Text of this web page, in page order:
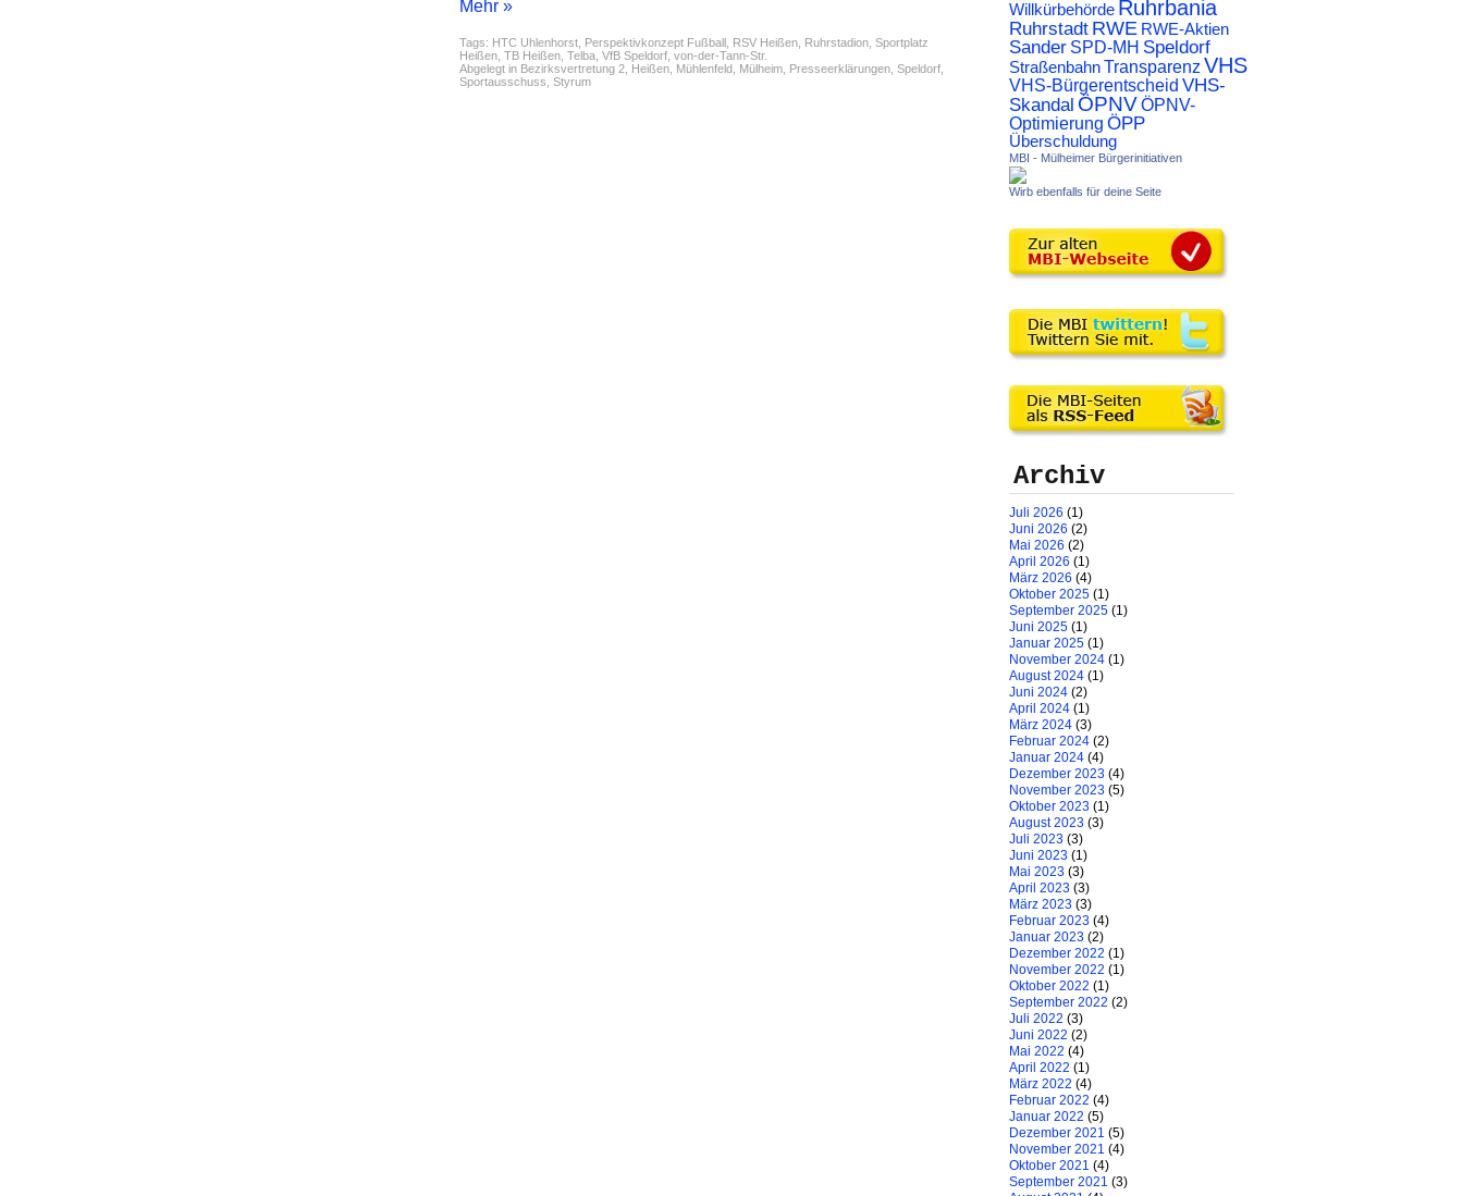
Mehr »
Tags: HTC Uhlenhorst Perspektivkonzept Fußball RSV Heißen Ruhrstadion Sportplatz
Heißen TB Heißen Telba VfB Speldorf von-der-Tann-Str.
Abgelegt in Bezirksvertretung 2 Heißen Mühlenfeld Mülheim Presseerklärungen Speldorf
Sportausschuss Styrum
Willkürbehörde Ruhrbania
Ruhrstadt RWE RWE-Aktien
Sander SPD-MH Speldorf
StraßenbahnTransparenz VHS
VHS-Bürgerentscheid VHS-
Skandal ÖPNVÖPNV-
Optimierung ÖPP
Überschuldung
MBI - Mülheimer Bürgerinitiativen
Wirb ebenfalls für deine Seite
Archiv
Juli 2026 (1)
Juni 2026 (2)
Mai 2026 (2)
April 2026 (1)
März 2026 (4)
Oktober 2025 (1)
September 2025 (1)
Juni 2025 (1)
Januar 2025 (1)
November 2024 (1)
August 2024 (1)
Juni 2024 (2)
April 2024 (1)
März 2024 (3)
Februar 2024 (2)
Januar 2024 (4)
Dezember 2023 (4)
November 2023 (5)
Oktober 2023 (1)
August 2023 (3)
Juli 2023 (3)
Juni 2023 (1)
Mai 2023 (3)
April 2023 (3)
März 2023 (3)
Februar 2023 (4)
Januar 2023 (2)
Dezember 2022 (1)
November 2022 (1)
Oktober 2022 (1)
September 2022 (2)
Juli 2022 (3)
Juni 2022 (2)
Mai 2022 (4)
April 2022 (1)
März 2022 (4)
Februar 2022 (4)
Januar 2022 (5)
Dezember 2021 (5)
November 2021 (4)
Oktober 2021 (4)
September 2021 (3)